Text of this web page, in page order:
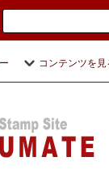
コンテンツを見